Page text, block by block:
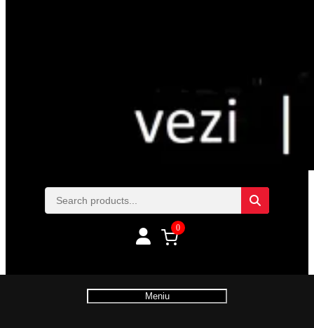
0
Meniu